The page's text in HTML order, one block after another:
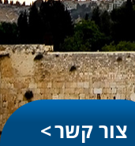
צור קשר